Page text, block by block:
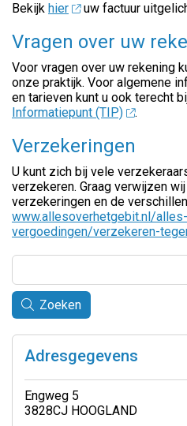
Bekijk hier uw factuur
Vragen over uw
Voor vragen over uw rekening
onze praktijk. Voor algemene
en tarieven kunt u ook terecht
Informatiepunt (TIP)
.
Verzekeringen
U kunt zich bij vele
verzekeren. Graag verwijzen
verzekeringen en de
www.allesoverhetgebit.nl/
vergoedingen/verzekeren-
Zoeken
Adresgegevens
Engweg 5
3828CJ HOOGLAND